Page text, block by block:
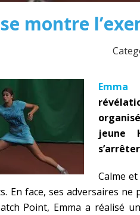
montre
Emma
jeune
Calme
En face, ses adversaires
Point, Emma a réalisé